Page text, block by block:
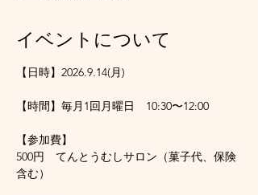
イベントについて
【日時】2026.9.14(月)
【時間】毎月1回月曜日　10:30〜12:00
【参加費】
500円　てんとうむしサロン（菓子代、保険
含む）